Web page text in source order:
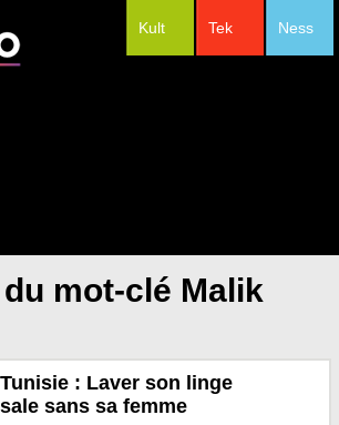
Ness
Tek
Kult
mot-clé Malik
Tunisie : Laver son linge
sale sans sa femme